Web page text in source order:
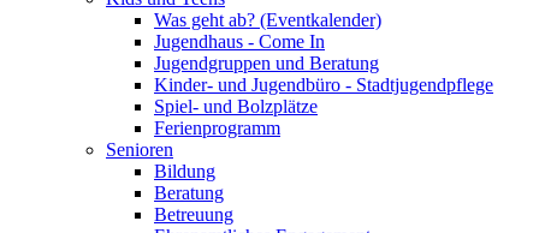
Was geht ab? (Eventkalender)
Jugendhaus - Come In
Jugendgruppen und Beratung
Kinder- und Jugendbüro - Stadtjugendpflege
Spiel- und Bolzplätze
Ferienprogramm
Senioren
Bildung
Beratung
Betreuung